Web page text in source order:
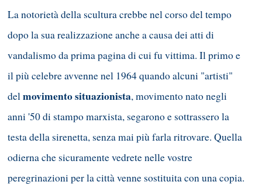
La notorietà della scultura crebbe nel corso del tempo
dopo la sua realizzazione anche a causa dei atti di
vandalismo da prima pagina di cui fu vittima. Il primo e
il più celebre avvenne nel 1964 quando alcuni "artisti"
delmovimento situazionista, movimento nato negli
anni '50 di stampo marxista, segarono e sottrassero la
testa della sirenetta, senza mai più farla ritrovare. Quella
odierna che sicuramente vedrete nelle vostre
peregrinazioni per la città venne sostituita con una copia.